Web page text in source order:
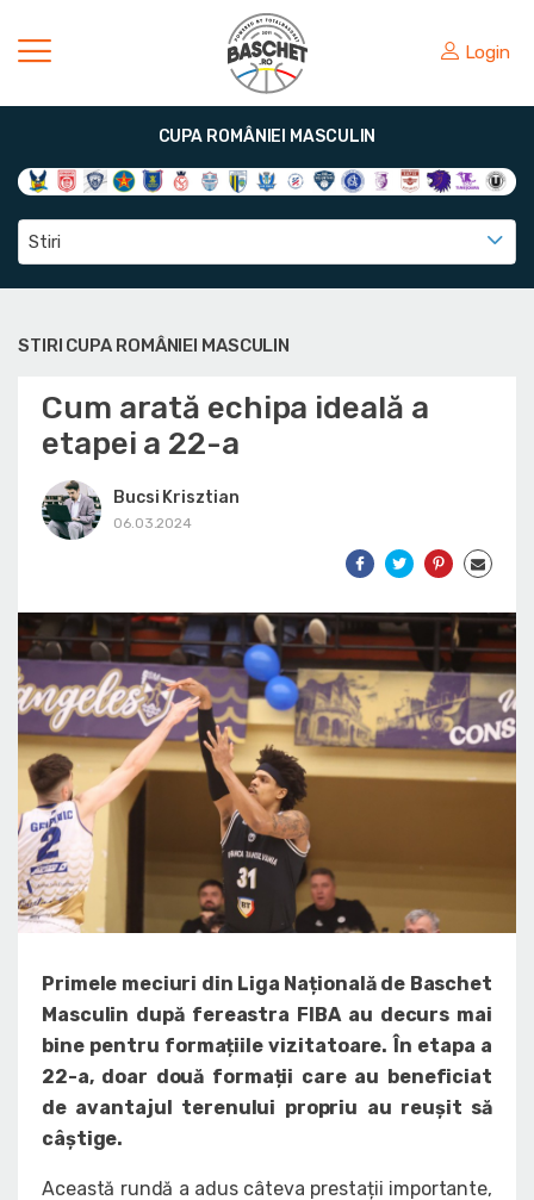
Login
CUPA ROMÂNIEI MASCULIN
Stiri
STIRI CUPA ROMÂNIEI MASCULIN
Cum arată echipa ideală a
etapei a 22-a
Bucsi Krisztian
06.03.2024
Primele meciuri din Liga Națională de Baschet
Masculin după fereastra FIBA au decurs mai
bine pentru formațiile vizitatoare. În etapa a
22-a, doar două formații care au beneficiat
de avantajul terenului propriu au reușit să
câștige.
Această rundă a adus câteva prestații importante,